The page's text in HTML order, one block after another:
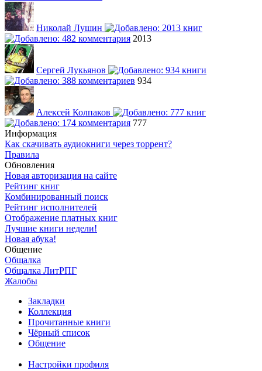
Николай Лушин
2013
Сергей Лукьянов
934
Алексей Колпаков
777
Информация
Как скачивать аудиокниги через торрент?
Правила
Обновления
Новая авторизация на сайте
Рейтинг книг
Комбинированный поиск
Рейтинг исполнителей
Отображение платных книг
Лучшие книги недели!
Новая абука!
Общение
Общалка
Общалка ЛитРПГ
Жалобы
Закладки
Коллекция
Прочитанные книги
Чёрный список
Общение
Настройки профиля